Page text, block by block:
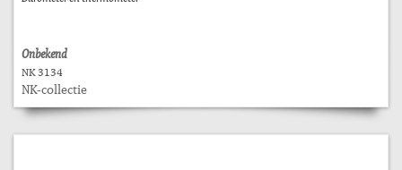
Onbekend
NK 3134
NK-collectie